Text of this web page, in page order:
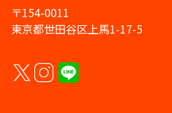
〒154-0011
東京都世田谷区上馬1-17-5